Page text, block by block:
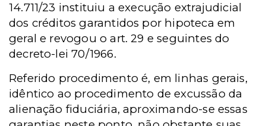
14.711/23 instituiu a execução extrajudicial
dos créditos garantidos por hipoteca em
geral e revogou o art. 29 e seguintes do
decreto-lei 70/1966.
Referido procedimento é, em linhas gerais,
idêntico ao procedimento de excussão da
alienação fiduciária, aproximando-se essas